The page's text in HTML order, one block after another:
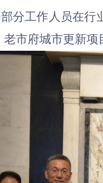
部分工作人员在行
市府城市更新项